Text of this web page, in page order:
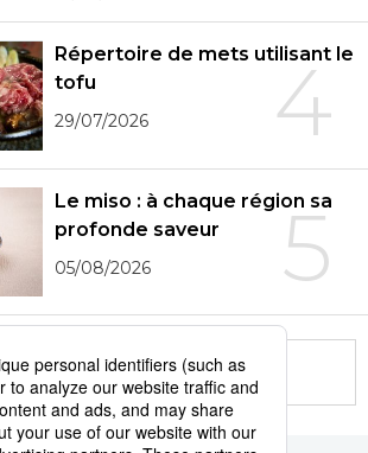
4
Répertoire de mets utilisant le
tofu
29/07/2026
5
Le miso : à chaque région sa
profonde saveur
05/08/2026
More in this series